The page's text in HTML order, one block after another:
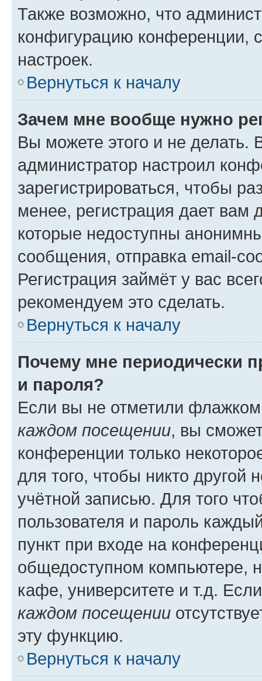
Также возможно, что
конфигурацию конференции,
настроек.
Вернуться к началу
Зачем мне вообще нужно
Вы можете этого и не делать.
администратор настроил
зарегистрироваться, чтобы
менее, регистрация дает вам
которые недоступны
сообщения, отправка email-
Регистрация займёт у вас
рекомендуем это сделать.
Вернуться к началу
Почему мне периодически
и пароля?
Если вы не отметили
каждом посещении, вы
конференции только
для того, чтобы никто другой
учётной записью. Для того
пользователя и пароль
пункт при входе на
общедоступном компьютере,
кафе, университете и т.д.
каждом посещении
эту функцию.
Вернуться к началу